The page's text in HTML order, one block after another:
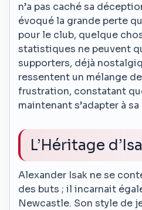
n’a pas caché sa
évoqué la grande perte
pour le club, quelque
statistiques ne peuvent
supporters, déjà
ressentent un mélange
frustration, constatant
maintenant s’adapter à
L’Héritage
Alexander Isak ne se
des buts ; il incarnait
Newcastle. Son style de